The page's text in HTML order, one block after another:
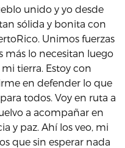
unido y yo desde
sólida y bonita con
Unimos fuerzas
más lo necesitan luego
tierra. Estoy con
en defender lo que
todos. Voy en ruta a
a acompañar en
y paz. Ahí los veo, mi
que sin esperar nada